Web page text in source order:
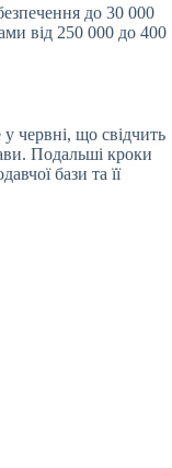
до 30 000
від 250 000 до 400
червні, що свідчить
Подальші кроки
бази та її